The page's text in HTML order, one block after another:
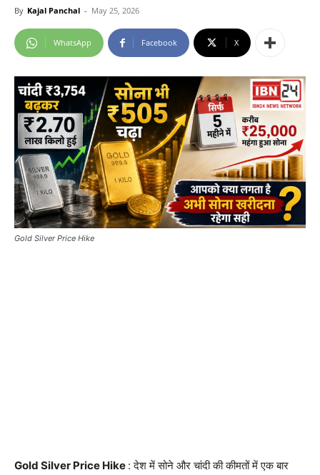
By Kajal Panchal - May 25, 2026
WhatsApp Facebook X
Gold Silver Price Hike
Gold Silver Price Hike : देश में सोने और चांदी की कीमतों में एक बार